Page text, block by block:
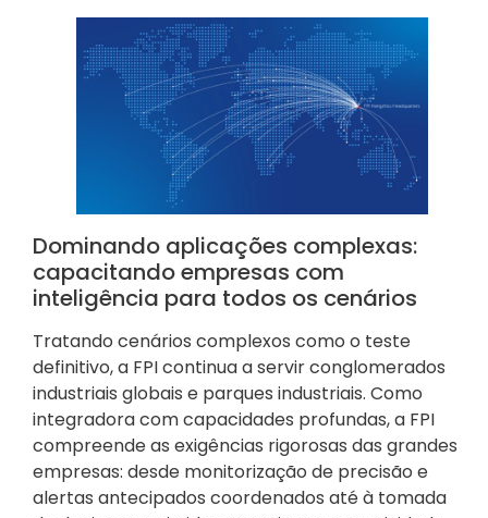
Dominando aplicações complexas:
capacitando empresas com
inteligência para todos os cenários
Tratando cenários complexos como o teste
definitivo, a FPI continua a servir conglomerados
industriais globais e parques industriais. Como
integradora com capacidades profundas, a FPI
compreende as exigências rigorosas das grandes
empresas: desde monitorização de precisão e
alertas antecipados coordenados até à tomada